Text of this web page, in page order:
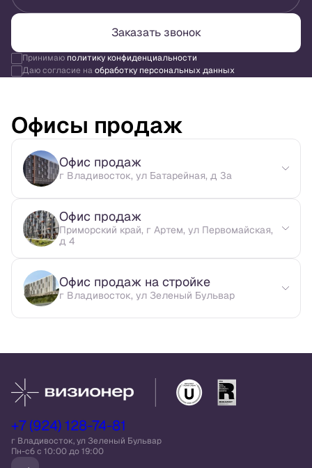
Заказать звонок
Принимаю политику конфиденциальности
Даю согласие наобработку персональных данных
Офисы продаж
Офис продаж
г Владивосток, ул Батарейная, д 3а
Офис продаж
Приморский край, г Артем, ул Первомайская,
д 4
Офис продаж на стройке
г Владивосток, ул Зеленый Бульвар
+7 (924) 128-74-81
г Владивосток, ул Зеленый Бульвар
Пн-сб c 10:00 до 19:00